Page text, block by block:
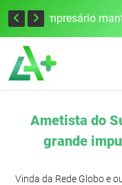
Edital para construção de ponte entre Itapiranga e Barra do Guarita deve ser lançado no segundo semestre
Ametista do
grande
Vinda da Rede Globo e